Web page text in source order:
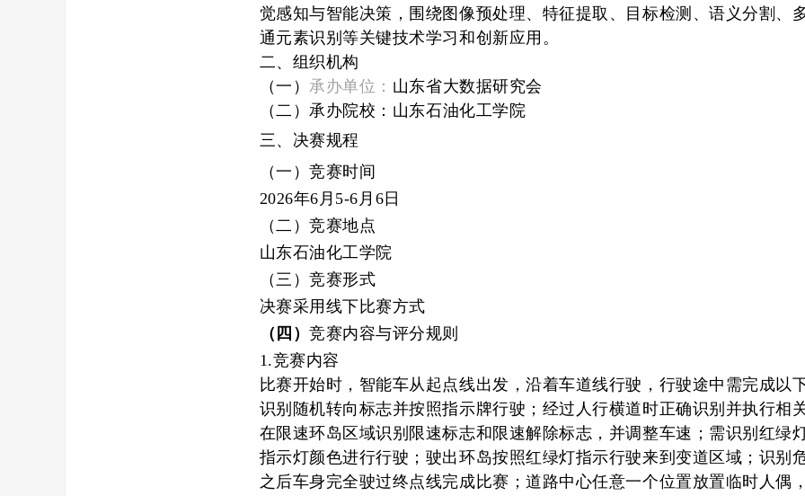
觉感知与智能决策，围绕图像预处理、特征提取、目标检测、语义分割、
通元素识别等关键技术学习和创新应用。
二、 组织机构
（一）承办单位： 山东省大数据研究会
（二）承办院校： 山东石油化工学院
三、 决赛规程
（一）竞赛时间
2026年6 月 5-6 月 6 日
（二）竞赛地点
山东石油化工学院
（三）竞赛形式
决赛采用线下 比赛方式
（四）竞赛内容与评分规则
1.竞赛内容
比赛开始时，智能车从起点线出发，沿着车道线行驶，行驶途中需完成以
识别随机转向标志并按照指示牌行驶；经过人行横道时正确识别并执行相
在限速环岛区域识别限速标志和限速解除标志，并调整车速；需识别红绿
指示灯颜色进行行驶；驶出环岛按照红绿灯指示行驶来到变道区域；识别
之后车身完全驶过终点线完成比赛；道路中心任意一个位置放置临时人偶